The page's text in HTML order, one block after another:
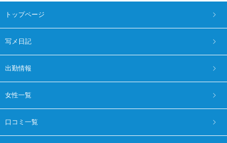
トップページ
写メ日記
出勤情報
女性一覧
口コミ一覧